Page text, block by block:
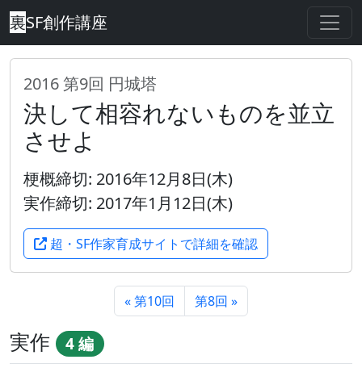
裏SF創作講座
2016 第9回 円城塔
決して相容れないものを並立
させよ
梗概締切: 2016年12月8日(木)
実作締切: 2017年1月12日(木)
超・SF作家育成サイトで詳細を確認
« 第10回 第8回 »
実作 4 編